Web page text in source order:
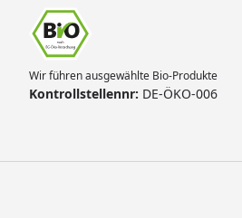
Wir führen ausgewählte Bio-Produkte
Kontrollstellennr: DE-ÖKO-006